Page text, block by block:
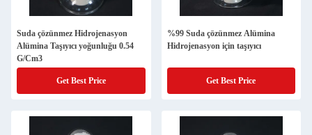
Suda çözünmez Hidrojenasyon
Alümina Taşıyıcı yoğunluğu 0.54
G/Cm3
Get Best Price
%99 Suda çözünmez Alümina
Hidrojenasyon için taşıyıcı
Get Best Price